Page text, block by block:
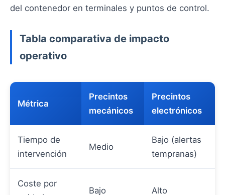
del contenedor en terminales y puntos de control.
Tabla comparativa de impacto
operativo
Métrica
Precintos
mecánicos
Precintos
electrónicos
Tiempo de
intervención
Medio
Bajo (alertas
tempranas)
Coste por
Bajo Alto